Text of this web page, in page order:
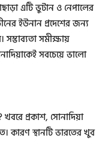
এটি ভুটান ও নেপালের
ইউনান প্রদেশের জন্য
সম্ভাব্যতা সমীক্ষায়
সবচেয়ে ভালো
প্রকাশ, সোনাদিয়া
কারণ স্থানটি ভারতের খুব